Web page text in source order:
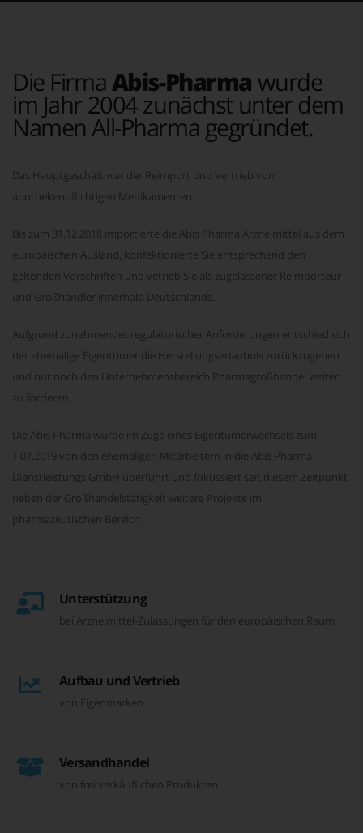
Die Firma Abis-Pharma wurde
im Jahr 2004 zunächst unter dem
Namen All-Pharma gegründet.
Das Hauptgeschäft war der Reimport und Vertrieb von
apothekenpflichtigen Medikamenten.
Bis zum 31.12.2018 importierte die Abis Pharma Arzneimittel aus dem
europäischen Ausland, konfektionierte Sie entsprechend den
geltenden Vorschriften und vetrieb Sie als zugelassener Reimporteur
und Großhändler innerhalb Deutschlands.
Aufgrund zunehmender regulatorischer Anforderungen entschied sich
der ehemalige Eigentümer die Herstellungserlaubnis zurückzugeben
und nur noch den Unternehmensbereich Pharmagroßhandel weiter
zu forcieren.
Die Abis Pharma wurde im Zuge eines Eigentümerwechsels zum
1.07.2019 von den ehemaligen Mitarbeitern in die Abis Pharma
Dienstleistungs GmbH überführt und fokussiert seit diesem Zeitpunkt
neben der Großhandelstätigkeit weitere Projekte im
pharmazeutischen Bereich.
Unterstützung
bei Arzneimittel-Zulassungen für den europäischen Raum
Aufbau und Vertrieb
von Eigenmarken
Versandhandel
von frei verkäuflichen Produkten